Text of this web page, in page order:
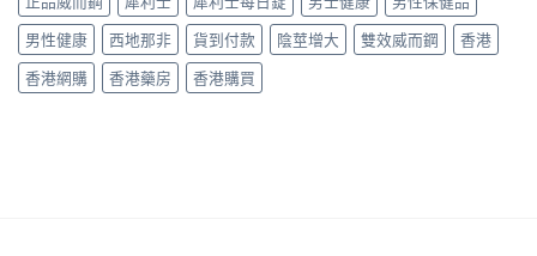
買
指
南〉
中
較〉
中
Mentalk
黑
糖
哪
款
男性健康
西地那非 貨到付款 陰莖增大 雙效威而鋼
香港
香港網購
香港藥房 香港購買